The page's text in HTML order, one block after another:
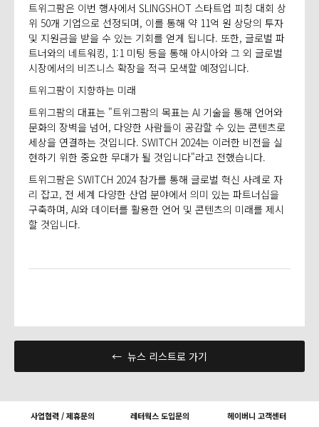
트위그팜은 이번 행사에서 SLINGSHOT 스타트업 피칭 대회 상
위 50개 기업으로 선정되며, 이를 통해 약 11억 원 상당의 투자
및 지원금을 받을 수 있는 기회를 얻게 됩니다. 또한, 글로벌 파
트너와의 네트워킹, 1:1 미팅 등을 통해 아시아와 그 외 글로벌
시장에서의 비즈니스 확장을 적극 모색할 예정입니다.
트위그팜이 지향하는 미래
트위그팜의 대표는 "트위그팜의 목표는 AI 기술을 통해 언어와
문화의 장벽을 넘어, 다양한 사람들이 공감할 수 있는 콘텐츠로
세상을 연결하는 것입니다. SWITCH 2024는 이러한 비전을 실
현하기 위한 중요한 무대가 될 것입니다"라고 전했습니다.
트위그팜은 SWITCH 2024 참가를 통해 글로벌 혁신 사례로 자
리 잡고, 전 세계 다양한 산업 분야에서 의미 있는 파트너십을
구축하며, AI와 데이터를 활용한 언어 및 콘텐츠의 미래를 제시
할 것입니다.
← 뉴스 리스트로 가기
사업협력 / 제휴문의 레터웍스 도입문의 헤이버니 고객센터